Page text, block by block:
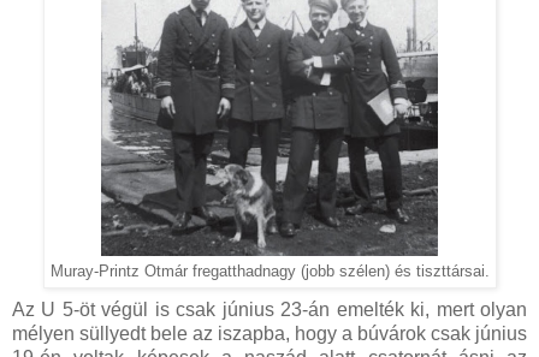
Muray-Printz Otmár fregatthadnagy (jobb szélen) és tiszttársai.
Az U 5-öt végül is csak június 23-án emelték ki, mert olyan
mélyen süllyedt bele az iszapba, hogy a búvárok csak június